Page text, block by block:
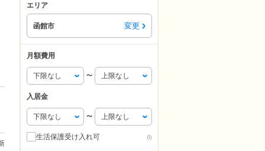
エリア
函館市 変更
月額費用
〜
入居金
〜
生活保護受け入れ可 (1)